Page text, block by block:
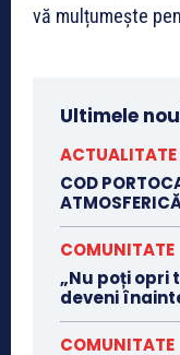
vă mulțumește
Ultimele
ACTUALITATE
COD
COMUNITATE
„Nu poți opri
deveni
COMUNITATE